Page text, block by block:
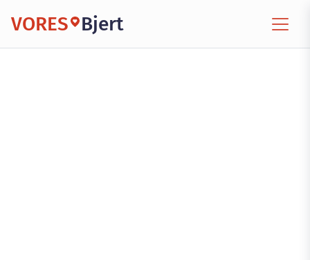
VORES Bjert